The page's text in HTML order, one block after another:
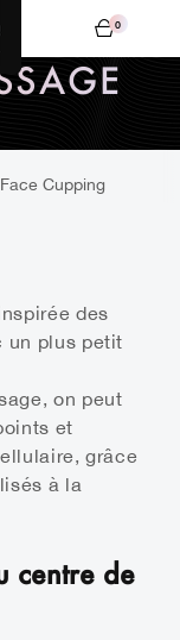
0
Cupping
des
un plus petit
on peut
et
grâce
à la
centre de